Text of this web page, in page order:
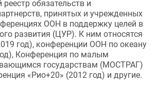
обязательств и
принятых и учрежденных
ООН в поддержку целей в
развития (ЦУР). К ним относятся
год), конференции ООН по океану
Конференция по малым
государствам (МОСТРАГ)
«Рио+20» (2012 год) и другие.